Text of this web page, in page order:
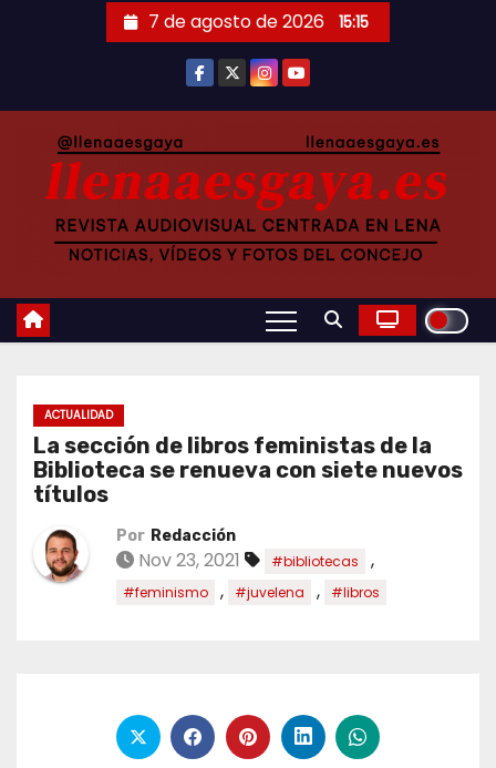
7 de agosto de 2026 15:15
ACTUALIDAD
La sección de libros feministas de la
Biblioteca se renueva con siete nuevos
títulos
Por Redacción
Nov 23, 2021 #bibliotecas ,
#feminismo , #juvelena , #libros